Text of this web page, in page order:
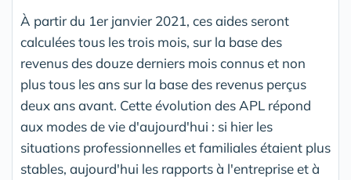
À partir du 1er janvier 2021, ces aides seront
calculées tous les trois mois, sur la base des
revenus des douze derniers mois connus et non
plus tous les ans sur la base des revenus perçus
deux ans avant. Cette évolution des APL répond
aux modes de vie d'aujourd'hui : si hier les
situations professionnelles et familiales étaient plus
stables, aujourd'hui les rapports à l'entreprise et à